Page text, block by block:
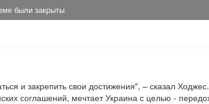
были закрыты
и закрепить свои достижения", – сказал Ходжес.